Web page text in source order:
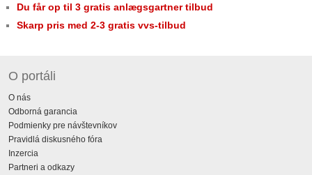
Du får op til 3 gratis anlægsgartner tilbud
Skarp pris med 2-3 gratis vvs-tilbud
O portáli
O nás
Odborná garancia
Podmienky pre návštevníkov
Pravidlá diskusného fóra
Inzercia
Partneri a odkazy